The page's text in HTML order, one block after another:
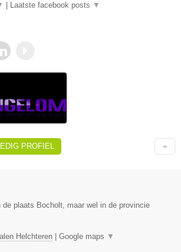
Laatste facebook posts ▼
PROFIEL
de plaats Bocholt, maar wel in de provincie
Helchteren Google maps ▼